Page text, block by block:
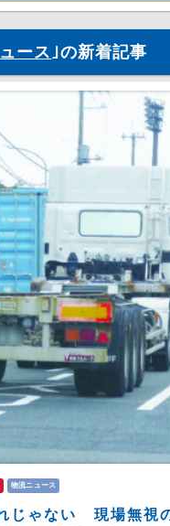
ース｣の新着記事
物流ニュース
じゃない 現場無視